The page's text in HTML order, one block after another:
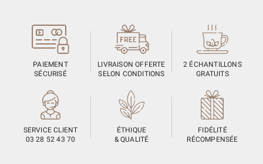
PAIEMENT
SÉCURISÉ
LIVRAISON OFFERTE
SELON CONDITIONS
2 ÉCHANTILLONS
GRATUITS
SERVICE CLIENT
03 28 52 43 70
ÉTHIQUE
& QUALITÉ
FIDÉLITÉ
RÉCOMPENSÉE